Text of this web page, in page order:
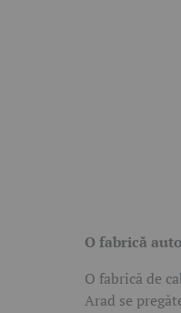
O fabrică
O fabrică de
Arad se